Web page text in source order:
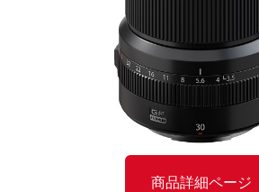
商品詳細ページ